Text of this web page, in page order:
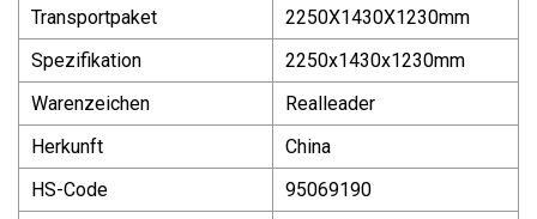
Transportpaket
2250X1430X1230mm
Spezifikation
2250x1430x1230mm
Warenzeichen
Realleader
Herkunft
China
HS-Code
95069190